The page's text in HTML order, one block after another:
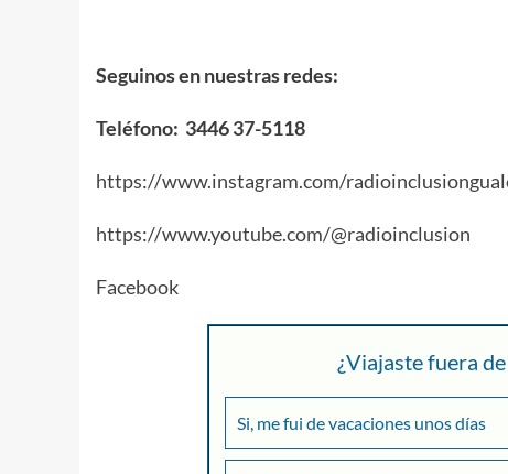
Seguinos en nuestras redes:
Teléfono: 3446 37-5118
https://www.instagram.com/
https://www.youtube.com/@radioinclusion
Facebook
¿Viajaste fuera
Si, me fui de vacaciones unos días